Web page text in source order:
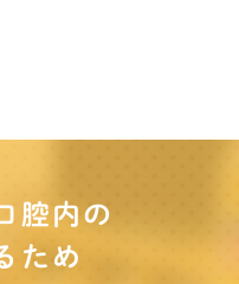
腔内の
ため